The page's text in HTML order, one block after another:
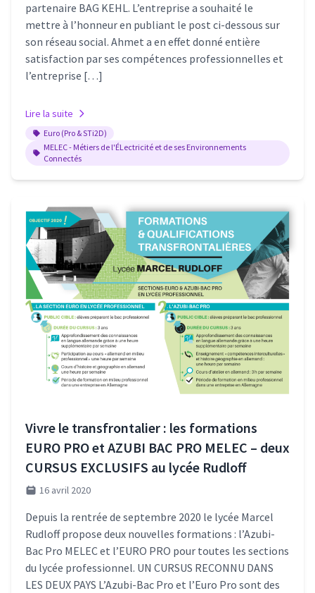
partenaire BAG KEHL. L’entreprise a souhaité le
mettre à l’honneur en publiant le post ci-dessous sur
son réseau social. Ahmet a en effet donné entière
satisfaction par ses compétences professionnelles et
l’entreprise […]
Lire la suite
Euro (Pro & STi2D)
MELEC - Métiers de l'ÉLectricité et de ses Environnements
Connectés
Vivre le transfrontalier : les formations
EURO PRO et AZUBI BAC PRO MELEC – deux
CURSUS EXCLUSIFS au lycée Rudloff
16 avril 2020
Depuis la rentrée de septembre 2020 le lycée Marcel
Rudloff propose deux nouvelles formations : l’Azubi-
Bac Pro MELEC et l’EURO PRO pour toutes les sections
du lycée professionnel. UN CURSUS RECONNU DANS
LES DEUX PAYS L’Azubi-Bac Pro et l’Euro Pro sont des